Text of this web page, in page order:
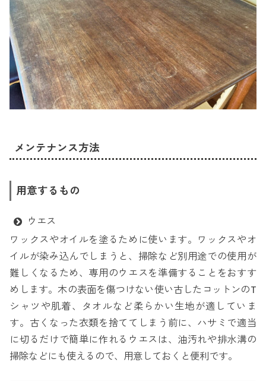
メンテナンス方法
用意するもの
ウエス
ワックスやオイルを塗るために使います。ワックスやオ
イルが染み込んでしまうと、掃除など別用途での使用が
難しくなるため、専用のウエスを準備することをおすす
めします。木の表面を傷つけない使い古したコットンのT
シャツや肌着、タオルなど柔らかい生地が適していま
す。古くなった衣類を捨ててしまう前に、ハサミで適当
に切るだけで簡単に作れるウエスは、油汚れや排水溝の
掃除などにも使えるので、用意しておくと便利です。